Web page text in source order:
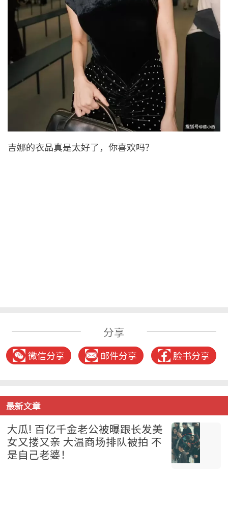
吉娜的衣品真是太好了，你喜欢吗？
分享
微信分享 邮件分享 脸书分享
最新文章
大瓜! 百亿千金老公被曝跟长发美
女又搂又亲 大温商场排队被拍 不
是自己老婆！